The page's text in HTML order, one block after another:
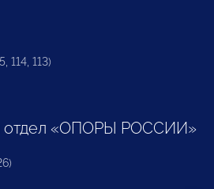
114, 113)
отдел «ОПОРЫ РОССИИ»